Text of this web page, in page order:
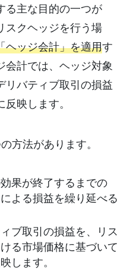
る主な目的の一つが
スクヘッジを行う場
ヘッジ会計」を適用す
会計では、ヘッジ対象
リバティブ取引の損益
映します。
方法があります。
果が終了するまでの
よる損益を繰り延べる
ブ取引の損益を、リス
る市場価格に基づいて
します。